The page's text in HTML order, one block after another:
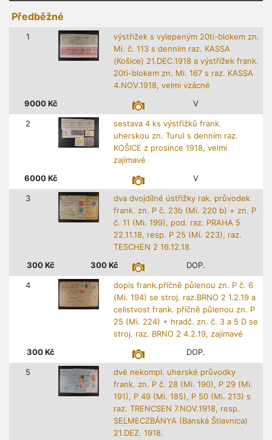
Předběžné
1
výstřižek s vylepeným 20ti-blokem zn.
Mi. č. 113 s denním raz. KASSA
(Košice) 21.DEC.1918 a výstřižek frank.
20ti-blokem zn. Mi. 167 s raz. KASSA
4.NOV.1918, velmi vzácné
9000 Kč V
2
sestava 4 ks výstřižků frank.
uherskou zn. Turul s denním raz.
KOŠICE z prosince 1918, velmi
zajímavé
6000 Kč V
3
dva dvojdílné ústřižky rak. průvodek
frank. zn. P č. 23b (Mi. 220 b) + zn. P
č. 11 (Mi. 199), pod. raz. PRAHA 5
22.11.18, resp. P 25 (Mi. 223), raz.
TESCHEN 2 16.12.18
300 Kč 300 Kč DOP.
4
dopis frank.příčně půlenou zn. P č. 6
(Mi. 194) se stroj. raz.BRNO 2 1.2.19 a
celistvost frank. příčně půlenou zn. P
25 (Mi. 224) + hradč. zn. č. 3 a 5 D se
stroj. raz. BRNO 2 4.2.19, zajímavé
300 Kč DOP.
5
dvě nekompl. uherské průvodky
frank. zn. P č. 28 (Mi. 190), P 29 (Mi.
191), P 49 (Mi. 185), P 50 (Mi. 213) s
raz. TRENCSEN 7.NOV.1918, resp.
SELMECZBÁNYA (Banská Štiavnica)
21.DEZ. 1918.